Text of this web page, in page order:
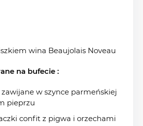
wina Beaujolais Noveau
na bufecie :
w szynce parmeńskiej
pieprzu
confit z pigwa i orzechami